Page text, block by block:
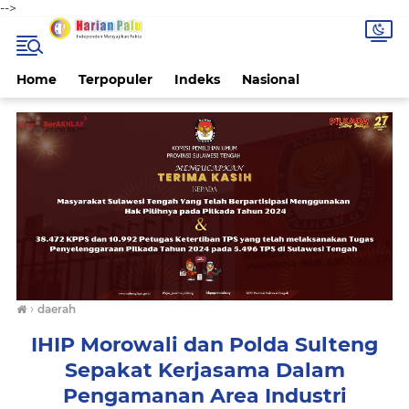
-->
Home Terpopuler Indeks Nasional
› daerah
IHIP Morowali dan Polda Sulteng
Sepakat Kerjasama Dalam
Pengamanan Area Industri